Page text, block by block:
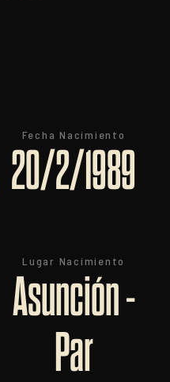
Fecha Nacimiento
20/2/1989
Lugar Nacimiento
Asunción -
Par